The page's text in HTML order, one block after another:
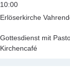
10:00
Erlöserkirche
Gottesdienst mit
Kirchencafé